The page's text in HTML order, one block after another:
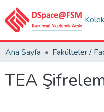
Ana Sayfa Fakülteler /
TEA